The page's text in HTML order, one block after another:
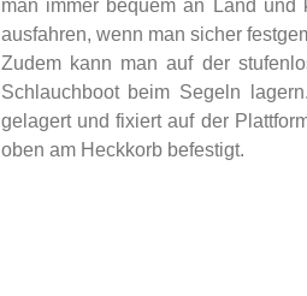
man immer bequem an Land
ausfahren, wenn man sicher
Zudem kann man auf der
Schlauchboot beim Segeln
gelagert und fixiert auf der
oben am Heckkorb befestigt.